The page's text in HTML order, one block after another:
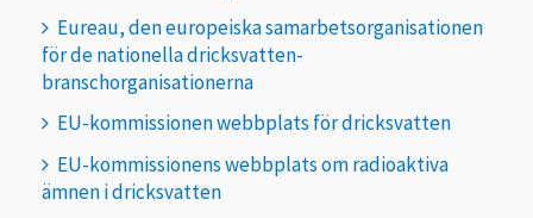
Eureau, den europeiska samarbetsorganisationen
för de nationella dricksvatten-
branschorganisationerna
EU-kommissionen webbplats för dricksvatten
EU-kommissionens webbplats om radioaktiva
ämnen i dricksvatten